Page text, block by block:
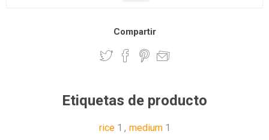
Compartir
Etiquetas de producto
rice 1 , medium 1